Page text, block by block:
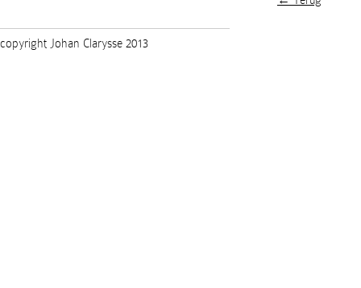
copyright Johan Clarysse 2013